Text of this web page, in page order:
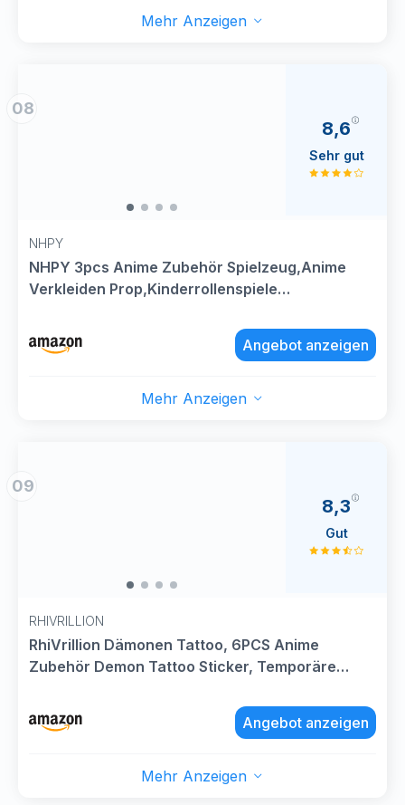
Mehr Anzeigen
08
NHPY
NHPY 3pcs Anime Zubehör Spielzeug,Anime
Verkleiden Prop,Kinderrollenspiele
für Halloween Karneval Fasching Dress-
up(Schillerndes Lila)
8,6
Sehr gut
Angebot anzeigen
Mehr Anzeigen
09
RHIVRILLION
RhiVrillion Dämonen Tattoo, 6PCS Anime
Zubehör Demon Tattoo Sticker, Temporäre
Kinderrollenspiele Kostüm Accessoires für
Halloween Karneval Fasching Dress-up
8,3
Gut
Angebot anzeigen
Mehr Anzeigen